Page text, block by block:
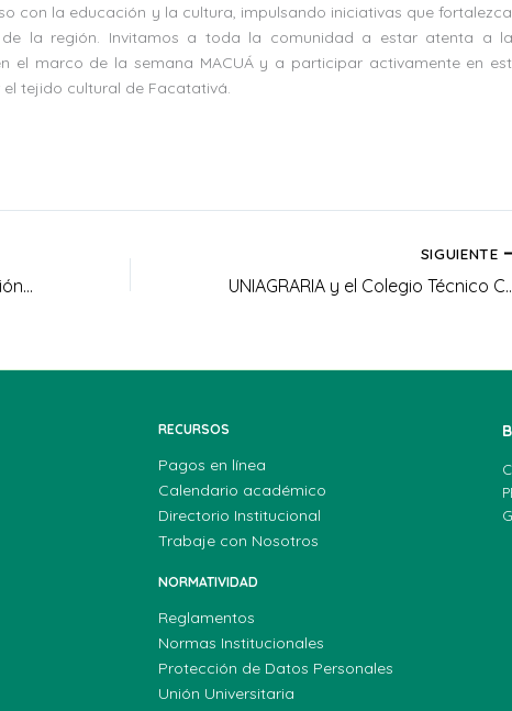
con la educación y la cultura, impulsando iniciativas que
la región. Invitamos a toda la comunidad a estar atenta a
el marco de la semana MACUÁ y a participar activamente en
tejido cultural de Facatativá.
UNIAGRARIA celebra la graduación de 73 nuevos profesionales
SIGUIENTE
UNIAGRARIA y el Colegio Técnico
RECURSOS
Pagos en línea
Calendario académico
Directorio Institucional
Trabaje con Nosotros
NORMATIVIDAD
Reglamentos
Normas Institucionales
Protección de Datos Personales
Unión Universitaria